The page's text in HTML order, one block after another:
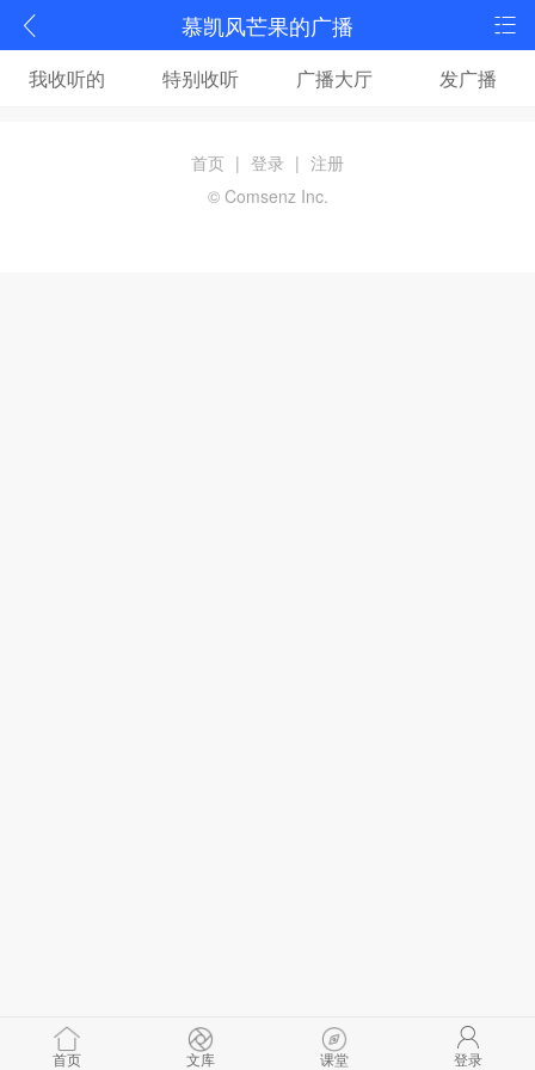
慕凯风芒果的广播
我收听的 特别收听 广播大厅 发广播
首页 文库 课堂 登录
首页 | 登录 | 注册
© Comsenz Inc.